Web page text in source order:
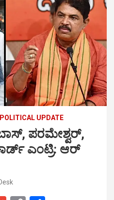
POLITICAL UPDATE
ಪರಮೇಶ್ವರ್,
ಎಂಟ್ರಿ: ಆರ್